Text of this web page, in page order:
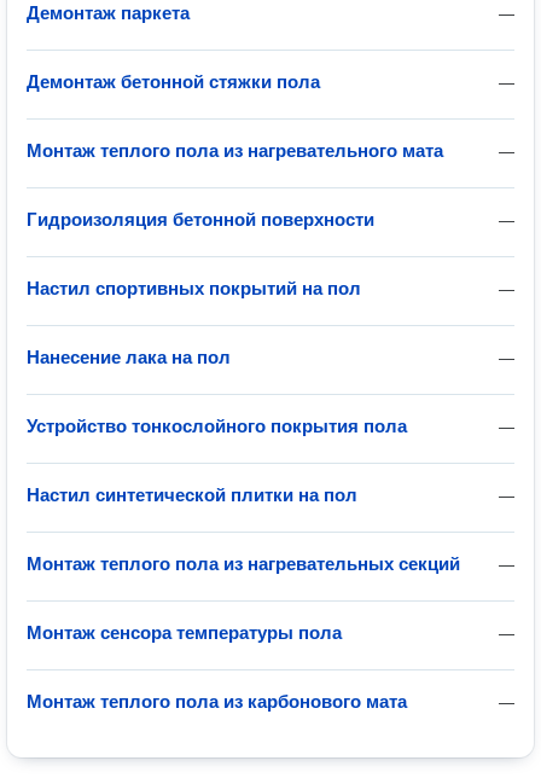
—
Демонтаж паркета
—
Демонтаж бетонной стяжки пола
—
Монтаж теплого пола из нагревательного мата
—
Гидроизоляция бетонной поверхности
—
Настил спортивных покрытий на пол
—
Нанесение лака на пол
—
Устройство тонкослойного покрытия пола
—
Настил синтетической плитки на пол
—
Монтаж теплого пола из нагревательных секций
—
Монтаж сенсора температуры пола
—
Монтаж теплого пола из карбонового мата